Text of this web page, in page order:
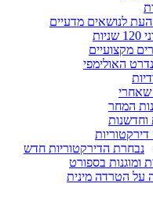
לנושאים מדעיים
מקצועיים
האולימפי
שאחרי
המחר
וחדשנות
דירקטוריות
נבחרת הדירקטוריות חדש
ומוגנות בספורט
על הטרדה מינית